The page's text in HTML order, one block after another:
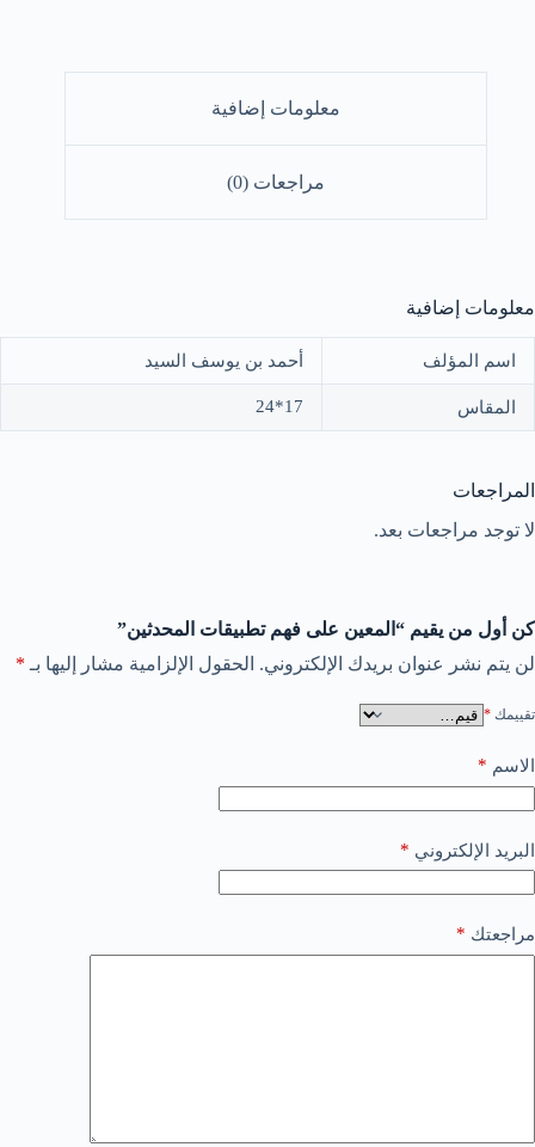
معلومات إضافية
مراجعات (0)
معلومات إضافية
اسم المؤلف أحمد بن يوسف السيد
المقاس 17*24
المراجعات
لا توجد مراجعات بعد.
كن أول من يقيم “المعين على فهم تطبيقات المحدثين”
لن يتم نشر عنوان بريدك الإلكتروني. الحقول الإلزامية مشار إليها بـ *
تقييمك *
الاسم *
البريد الإلكتروني *
مراجعتك *